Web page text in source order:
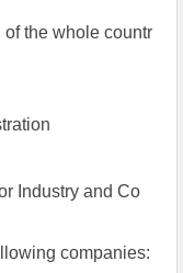
the whole countr
Industry and Co
companies: